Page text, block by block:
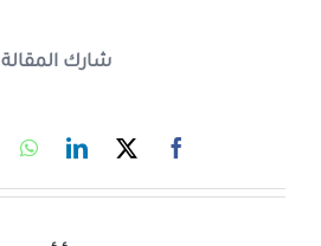
شارك المقالة